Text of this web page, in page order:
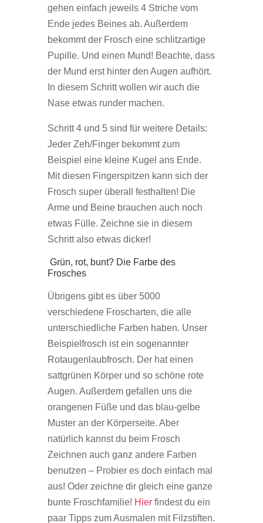
gehen einfach jeweils 4 Striche vom
Ende jedes Beines ab. Außerdem
bekommt der Frosch eine schlitzartige
Pupille. Und einen Mund! Beachte, dass
der Mund erst hinter den Augen aufhört.
In diesem Schritt wollen wir auch die
Nase etwas runder machen.
Schritt 4 und 5 sind für weitere Details:
Jeder Zeh/Finger bekommt zum
Beispiel eine kleine Kugel ans Ende.
Mit diesen Fingerspitzen kann sich der
Frosch super überall festhalten! Die
Arme und Beine brauchen auch noch
etwas Fülle. Zeichne sie in diesem
Schritt also etwas dicker!
Grün, rot, bunt? Die Farbe des
Frosches
Übrigens gibt es über 5000
verschiedene Froscharten, die alle
unterschiedliche Farben haben. Unser
Beispielfrosch ist ein sogenannter
Rotaugenlaubfrosch. Der hat einen
sattgrünen Körper und so schöne rote
Augen. Außerdem gefallen uns die
orangenen Füße und das blau-gelbe
Muster an der Körperseite. Aber
natürlich kannst du beim Frosch
Zeichnen auch ganz andere Farben
benutzen – Probier es doch einfach mal
aus! Oder zeichne dir gleich eine ganze
bunte Froschfamilie! Hierfindest du ein
paar Tipps zum Ausmalen mit Filzstiften.